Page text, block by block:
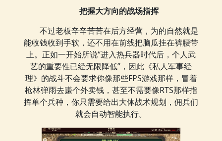
把握大方向的战场指挥
不过老板辛辛苦苦在后方经营，为的自然就是
能收钱收到手软，还不用在前线把脑瓜挂在裤腰带
上。正如一开始所说“进入热兵器时代后，个人武
艺的重要性已经无限降低”，因此《私人军事经
理》的战斗不会要求你像那些FPS游戏那样，冒着
枪林弹雨去赚个外卖钱，甚至不需要像RTS那样指
挥单个兵种，你只需要给出大体战术规划，佣兵们
就会自动智能执行。